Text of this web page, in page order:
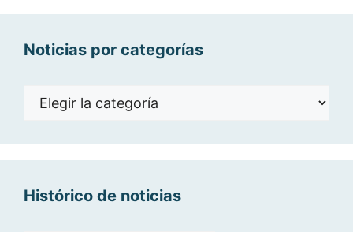
Noticias por categorías
Noticias
Histórico de noticias